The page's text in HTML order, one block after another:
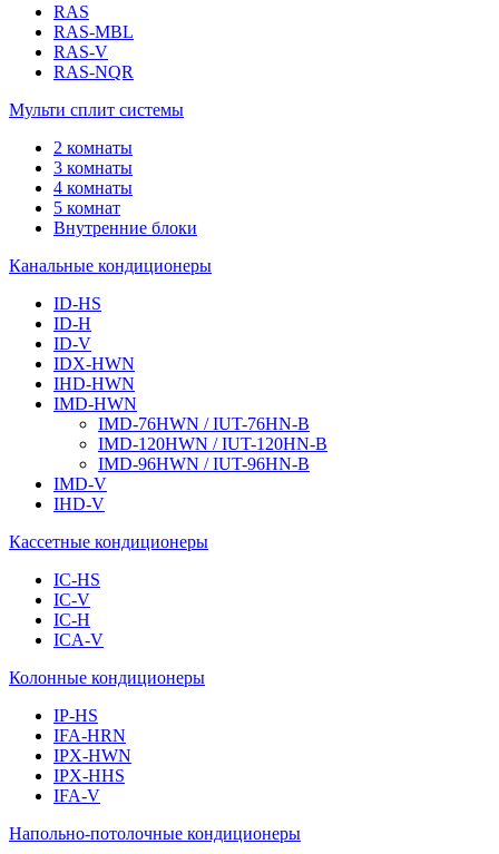
RAS
RAS-MBL
RAS-V
RAS-NQR
Мульти сплит системы
2 комнаты
3 комнаты
4 комнаты
5 комнат
Внутренние блоки
Канальные кондиционеры
ID-HS
ID-H
ID-V
IDX-HWN
IHD-HWN
IMD-HWN
IMD-76HWN / IUT-76HN-B
IMD-120HWN / IUT-120HN-B
IMD-96HWN / IUT-96HN-B
IMD-V
IHD-V
Кассетные кондиционеры
IC-HS
IC-V
IC-H
ICA-V
Колонные кондиционеры
IP-HS
IFA-HRN
IPX-HWN
IPX-HHS
IFA-V
Напольно-потолочные кондиционеры